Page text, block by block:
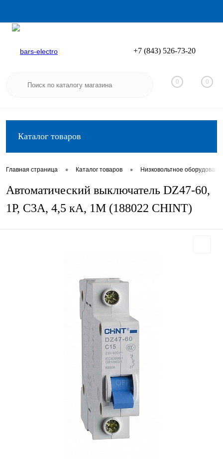
Вход
+7 (843) 526-73-20
0 0
Каталог товаров
Главная страница • Каталог товаров • Низковольтное
Автоматический выключатель DZ47-60,
1P, C3А, 4,5 кА, 1М (188022 CHINT)